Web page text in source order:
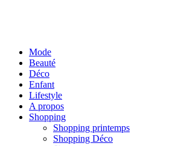
Mode
Beauté
Déco
Enfant
Lifestyle
A propos
Shopping
Shopping printemps
Shopping Déco